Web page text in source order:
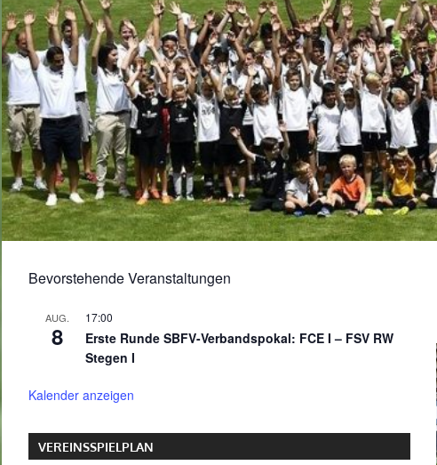
Bevorstehende Veranstaltungen
AUG.
8
17:00
Erste Runde SBFV-Verbandspokal: FCE I – FSV RW
Stegen I
Kalender anzeigen
VEREINSSPIELPLAN